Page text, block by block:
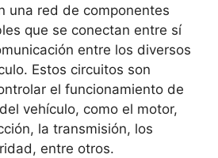
una red de componentes
que se conectan entre sí
entre los diversos
Estos circuitos son
el funcionamiento de
vehículo, como el motor,
la transmisión, los
entre otros.